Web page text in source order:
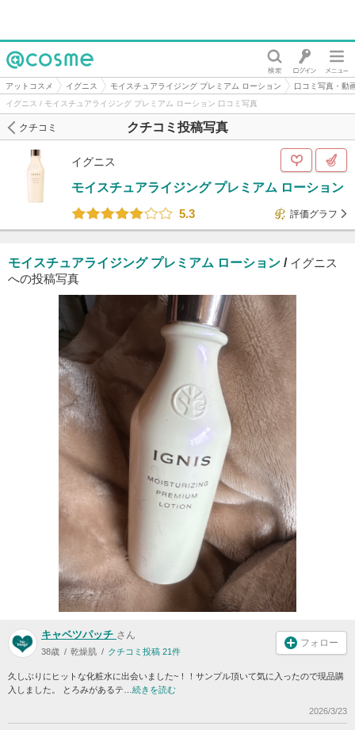
@cosme
アットコスメ イグニス モイスチュアライジング プレミアム ローション
口コミ写真・動
イグニス / モイスチュアライジング プレミアム ローション 口コミ写真
クチコミ投稿写真
クチコミ
イグニス
モイスチュアライジング プレミアム ローション
5.3
評価グラフ
モイスチュアライジング プレミアム ローション / イグニス
への投稿写真
キャベツパッチ さん
38歳 乾燥肌 クチコミ投稿 21件
フォロー
久しぶりにヒットな化粧水に出会いました~！！サンプル頂いて気に入ったので現品購
入しました。 とろみがあるテ… 続きを読む
2026/3/23